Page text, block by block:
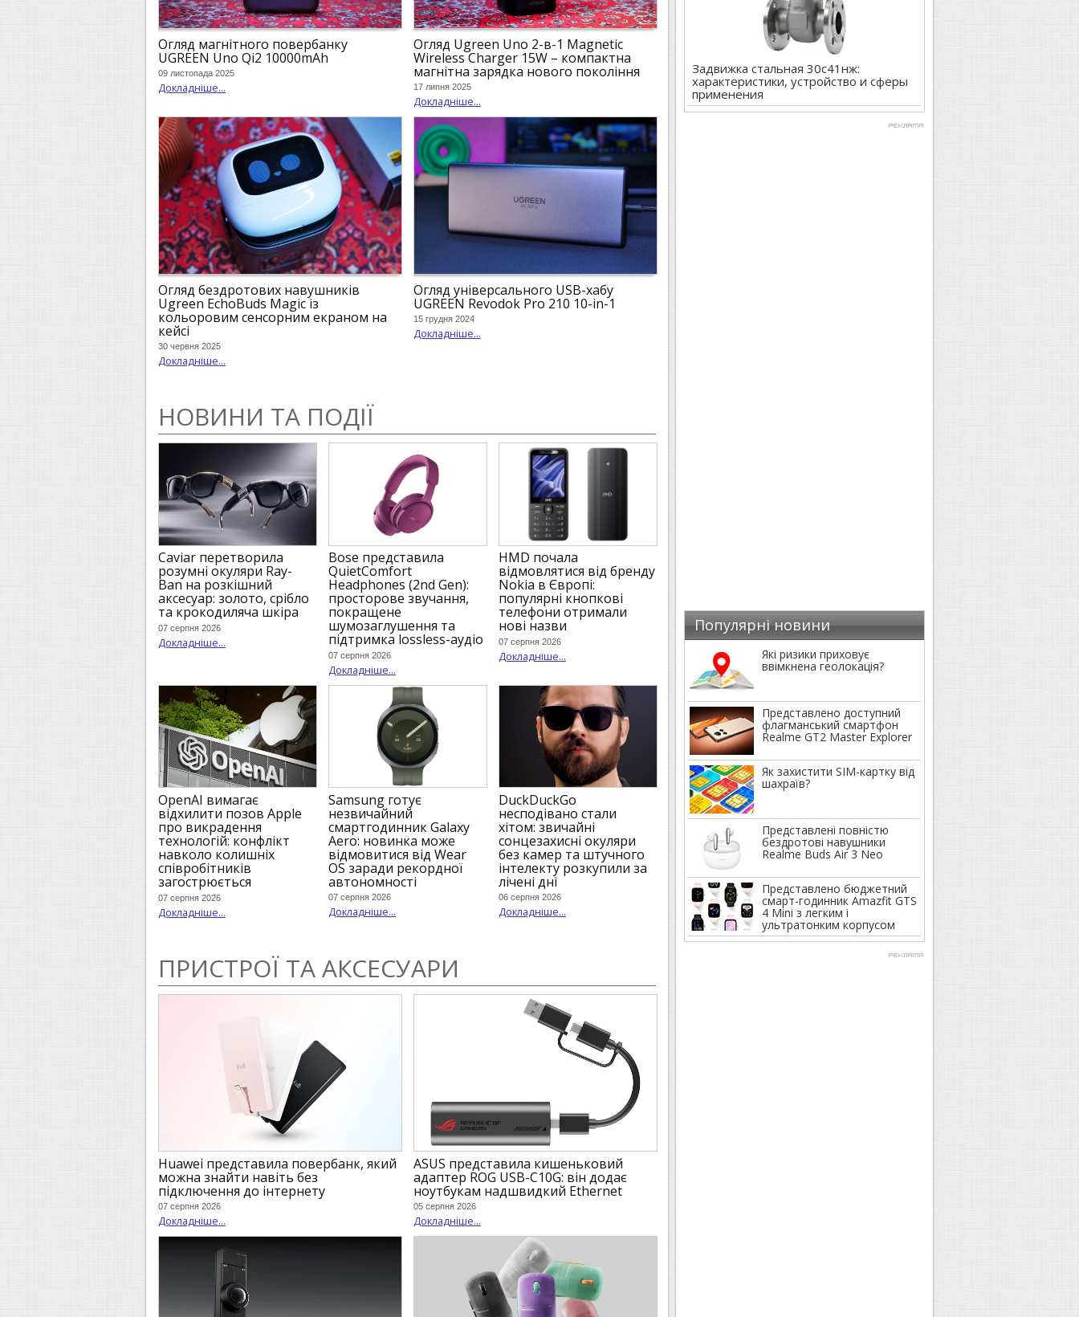
Огляд магнітного повербанку
UGREEN Uno Qi2 10000mAh
09 листопада 2025
Докладніше...
Огляд Ugreen Uno 2-в-1 Magnetic
Wireless Charger 15W – компактна
магнітна зарядка нового покоління
17 липня 2025
Докладніше...
Огляд бездротових навушників
Ugreen EchoBuds Magic із
кольоровим сенсорним екраном на
кейсі
30 червня 2025
Докладніше...
Огляд універсального USB-хабу
UGREEN Revodok Pro 210 10-in-1
15 грудня 2024
Докладніше...
НОВИНИ ТА ПОДІЇ
Caviar перетворила
розумні окуляри Ray-
Ban на розкішний
аксесуар: золото, срібло
та крокодиляча шкіра
07 серпня 2026
Докладніше...
Bose представила
QuietComfort
Headphones (2nd Gen):
просторове звучання,
покращене
шумозаглушення та
підтримка lossless-аудіо
07 серпня 2026
Докладніше...
HMD почала
відмовлятися від бренду
Nokia в Європі:
популярні кнопкові
телефони отримали
нові назви
07 серпня 2026
Докладніше...
OpenAI вимагає
відхилити позов Apple
про викрадення
технологій: конфлікт
навколо колишніх
співробітників
загострюється
07 серпня 2026
Докладніше...
Samsung готує
незвичайний
смартгодинник Galaxy
Aero: новинка може
відмовитися від Wear
OS заради рекордної
автономності
07 серпня 2026
Докладніше...
DuckDuckGo
несподівано стали
хітом: звичайні
сонцезахисні окуляри
без камер та штучного
інтелекту розкупили за
лічені дні
06 серпня 2026
Докладніше...
ПРИСТРОЇ ТА АКСЕСУАРИ
Huawei представила повербанк, який
можна знайти навіть без
підключення до інтернету
07 серпня 2026
Докладніше...
ASUS представила кишеньковий
адаптер ROG USB-C10G: він додає
ноутбукам надшвидкий Ethernet
05 серпня 2026
Докладніше...
Задвижка стальная 30с41нж:
характеристики, устройство и сферы
применения
Популярні новини
Які ризики приховує
ввімкнена геолокація?
Представлено доступний
флагманський смартфон
Realme GT2 Master Explorer
Як захистити SIM-картку від
шахраїв?
Представлені повністю
бездротові навушники
Realme Buds Air 3 Neo
Представлено бюджетний
смарт-годинник Amazfit GTS
4 Mini з легким і
ультратонким корпусом